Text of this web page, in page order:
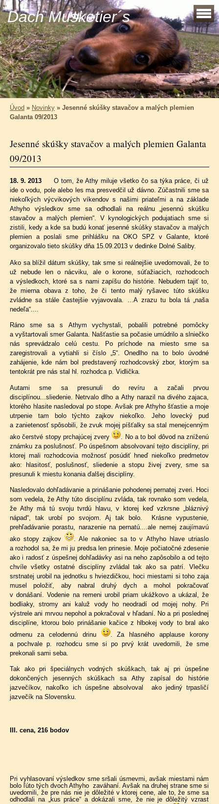
Dach Musketier´s
Úvod » Novinky » Jesenné skúšky stavačov a malých plemien
Galanta 09/2013
Jesenné skúšky stavačov a malých plemien Galanta
09/2013
18. 9. 2013
O tom, že Athy miluje všetko čo sa týka práce, či už
ide o vodu, pole alebo les ma presvedčil už dávno. Zúčastnili sme sa
niekoľkých výcvikových víkendov s našimi priateľmi a na základe
Athyho výsledkov sme sa odhodlali na reálnu „jesennú skúšku
stavačov a malých plemien“. V kynologických podujatiach sme si
zistili, kedy a kde sa budú konať jesenné skúšky stavačov a malých
plemien a poslali sme prihlášku na OKO SPZ v Galante, ktoré
organizovalo tieto skúšky dňa 15.09.2013 v dedinke Dolné Saliby.
Ako sa blížil dátum skúšky, tak sme si reálnejšie uvedomovali, že to
už nebude len o nácviku, ale o korone, súťažiacich, rozhodcoch
a výsledkoch, ktoré sa s nami zapíšu do histórie. Nebudem tajiť to,
že mierna obava z toho, že či tento malý ryšavec túto skúšku
zvládne sa stále častejšie vyjavovala. ...A zrazu tu bola tá „naša
nedeľa“....
Ráno sme sa s Athym vychystali, pobalili potrebné pomôcky
a vyštartovali smer Galanta. Našťastie sa počasie umúdrilo a slniečko
nás sprevádzalo celú cestu. Po príchode na miesto sme sa
zaregistrovali a vytiahli si číslo „5“. Onedlho na to bolo úvodné
zahájenie, kde nám bol predstavený rozhodcovský zbor, ktorým sa
tentokrát pre nás stal hl. rozhodca p. Vidlička.
Autami sme sa presunuli do revíru a začali prvou
disciplínou...sliedenie. Netrvalo dlho a Athy narazil na divého zajaca,
ktorého hlasite nasledoval po stope. Avšak pre Athyho šťastie a moje
utrpenie tam bolo týchto zajkov niekoľko. Jeho lovecký pud
a zanietenosť spôsobili, že zvuk mojej píšťalky sa stal menejcenným
ako čerstvé stopy prchajúcej zvery
. No a to bol dôvod na zníženú
známku za poslušnosť. Po úspešnom absolvovaní tejto disciplíny, pri
ktorej mali rozhodcovia možnosť posúdiť hneď niekoľko predmetov
ako: hlasitosť, poslušnosť, sliedenie a stopu živej zvery, sme sa
presunuli k miestu konania ďalšej disciplíny.
Nasledovalo dohľadávanie a prinášanie pohodenej pernatej zveri. Hoci
som vedela, že Athy túto disciplínu zvláda, tak rovnako som vedela,
že Athy má tú svoju tvrdú hlavu, v ktorej keď vzkrsne „bláznivý
nápad“, tak urobí po svojom. Aj tak bolo. Krásne vypustenie,
prehľadávanie porastu, narazenie na pernatú....ale nemej zaujímavú
ako stopy zajkov
. Ale nakoniec sa to v Athyho hlave utriaslo
a rozhodol sa, že mi ju predsa len prinesie. Moje počiatočné zdesenie
ako i radosť z úspešnej dohľadávky asi na neho zapôsobilo a od tejto
chvíle všetky ostatné disciplíny zvládal tak ako sa patrí. Vlečku
srstnatej urobil na jednotku s hviezdičkou, hoci miestami si toho zaja
musel položiť, aby nabral druhý dych a mohol pokračovať
v donášaní. Vodenie na remeni urobil priam ukážkovo a ukázal, že
bodliaky, stromy ani kaluž vody ho neodradí od mojej nohy. Pri
výstrele ani mrvou nepohol a pokračoval v hľadaní. No a pri poslednej
disciplíne, ktorou bolo prinášanie kačice z hlbokej vody to bral ako
odmenu za celodennú drinu
. Za hlasného applause korony
a pochvale p. rozhodcu sme si po prvý krát uvedomili, že sme
prekonali sami seba.
Tak ako pri špeciálnych vodných skúškach, tak aj pri úspešne
dokončených jesenných skúškach sa Athy zapísal do histórie
jazvečíkov, nakoľko ich úspešne absolvoval ako jediný trpasličí
jazvečík na Slovensku.
III. cena, 216 bodov
Pri vyhlasovaní výsledkov sme sršali úsmevmi, avšak miestami nám
bolo ľúto tých dvoch Athyho zaváhaní. Avšak na druhej strane sme si
uvedomili, že pre nás nie je dôležité v ktorej cene, ale to, že sme sa
odhodlali na „kus práce“ a dokázali sme, že nie je dôležitý vzrast